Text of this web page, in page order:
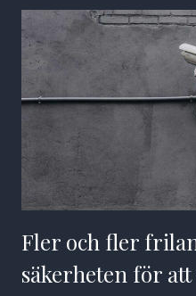
Fler och fler
säkerheten för